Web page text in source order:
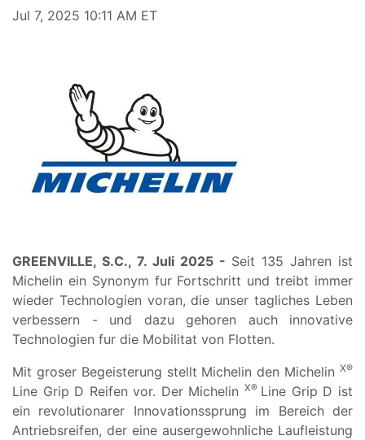
Jul 7, 2025 10:11 AM ET
GREENVILLE, S.C., 7. Juli 2025 - Seit 135 Jahren ist
Michelin ein Synonym fur Fortschritt und treibt immer
wieder Technologien voran, die unser tagliches Leben
verbessern - und dazu gehoren auch innovative
Technologien fur die Mobilitat von Flotten.
Mit groser Begeisterung stellt Michelin den Michelin X®
Line Grip D Reifen vor. Der Michelin X® Line Grip D ist
ein revolutionarer Innovationssprung im Bereich der
Antriebsreifen, der eine ausergewohnliche Laufleistung